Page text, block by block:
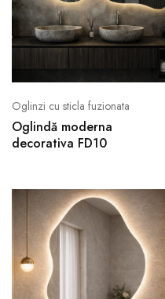
Oglinzi cu sticla fuzionata
Oglindă moderna
decorativa FD10